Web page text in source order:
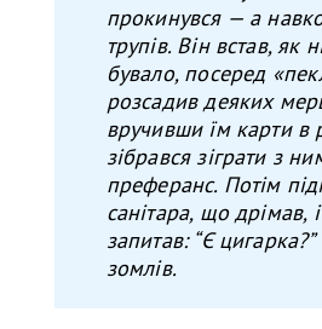
прокинувся — а
трупів. Він встав, як
бувало, посеред
розсадив деяких
вручивши їм карти в
зібрався зіграти з
преферанс. Потім
санітара, що дрімав,
запитав: “Є цигарка?”
зомлів.